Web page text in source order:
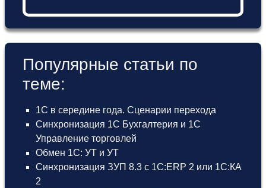
Популярные статьи по
теме:
1С в середине года. Сценарии перехода
Синхронизация 1С Бухгалтерия и 1С
Управление торговлей
Обмен 1С: УТ и УТ
Синхронизация ЗУП 8.3 с 1С:ERP 2 или 1С:КА
2